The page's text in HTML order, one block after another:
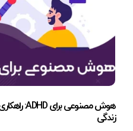
هوش مصنوعی برای ADHD: راهکاری نوین برای مدیریت تمرکز و بهبود
زندگی